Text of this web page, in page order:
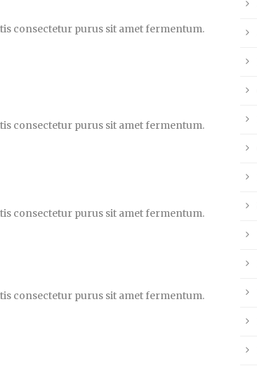
consectetur purus sit amet fermentum.
consectetur purus sit amet fermentum.
consectetur purus sit amet fermentum.
consectetur purus sit amet fermentum.